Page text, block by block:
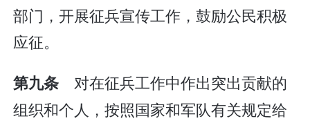
部门，开展征兵宣传工作，鼓励公民积极
应征。
第九条 对在征兵工作中作出突出贡献的
组织和个人，按照国家和军队有关规定给